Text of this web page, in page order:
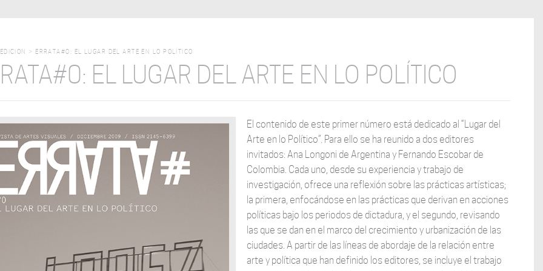
EDICION > ERRATA#0: EL LUGAR DEL ARTE EN LO POLÍTICO
EL LUGAR DEL ARTE EN LO POLÍTICO
El contenido de este primer número está dedicado al “Lugar del
Arte en lo Político”. Para ello se ha reunido a dos editores
invitados: Ana Longoni de Argentina y Fernando Escobar de
Colombia. Cada uno, desde su experiencia y trabajo de
investigación, ofrece una reflexión sobre las prácticas artísticas;
la primera, enfocándose en las prácticas que derivan en acciones
políticas bajo los periodos de dictadura, y el segundo, revisando
las que se dan en el marco del crecimiento y urbanización de las
ciudades. A partir de las líneas de abordaje de la relación entre
arte y política que han definido los editores, se incluye el trabajo